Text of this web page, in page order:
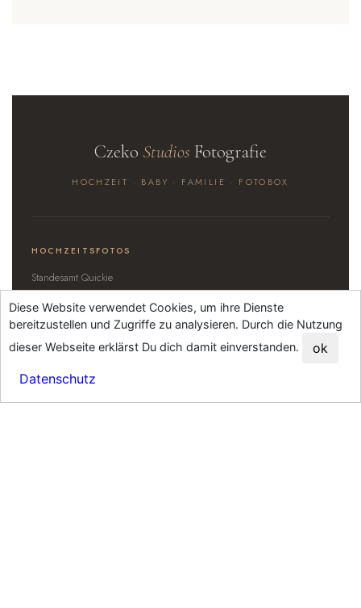
Diese Website verwendet Cookies, um ihre Dienste
bereitzustellen und Zugriffe zu analysieren. Durch die Nutzung
dieser Webseite erklärst Du dich damit einverstanden.
ok
Datenschutz
Czeko Studios Fotografie
HOCHZEIT · BABY · FAMILIE · FOTOBOX
HOCHZEITSFOTOS
Standesamt Quickie
Hochzeitslocations
BABY & FAMILIE
Baby- & Familienfotografie